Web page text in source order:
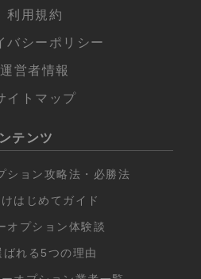
利用規約
バシーポリシー
運営者情報
イトマップ
テンツ
ション攻略法・必勝法
はじめてガイド
オプション体験談
ばれる5つの理由